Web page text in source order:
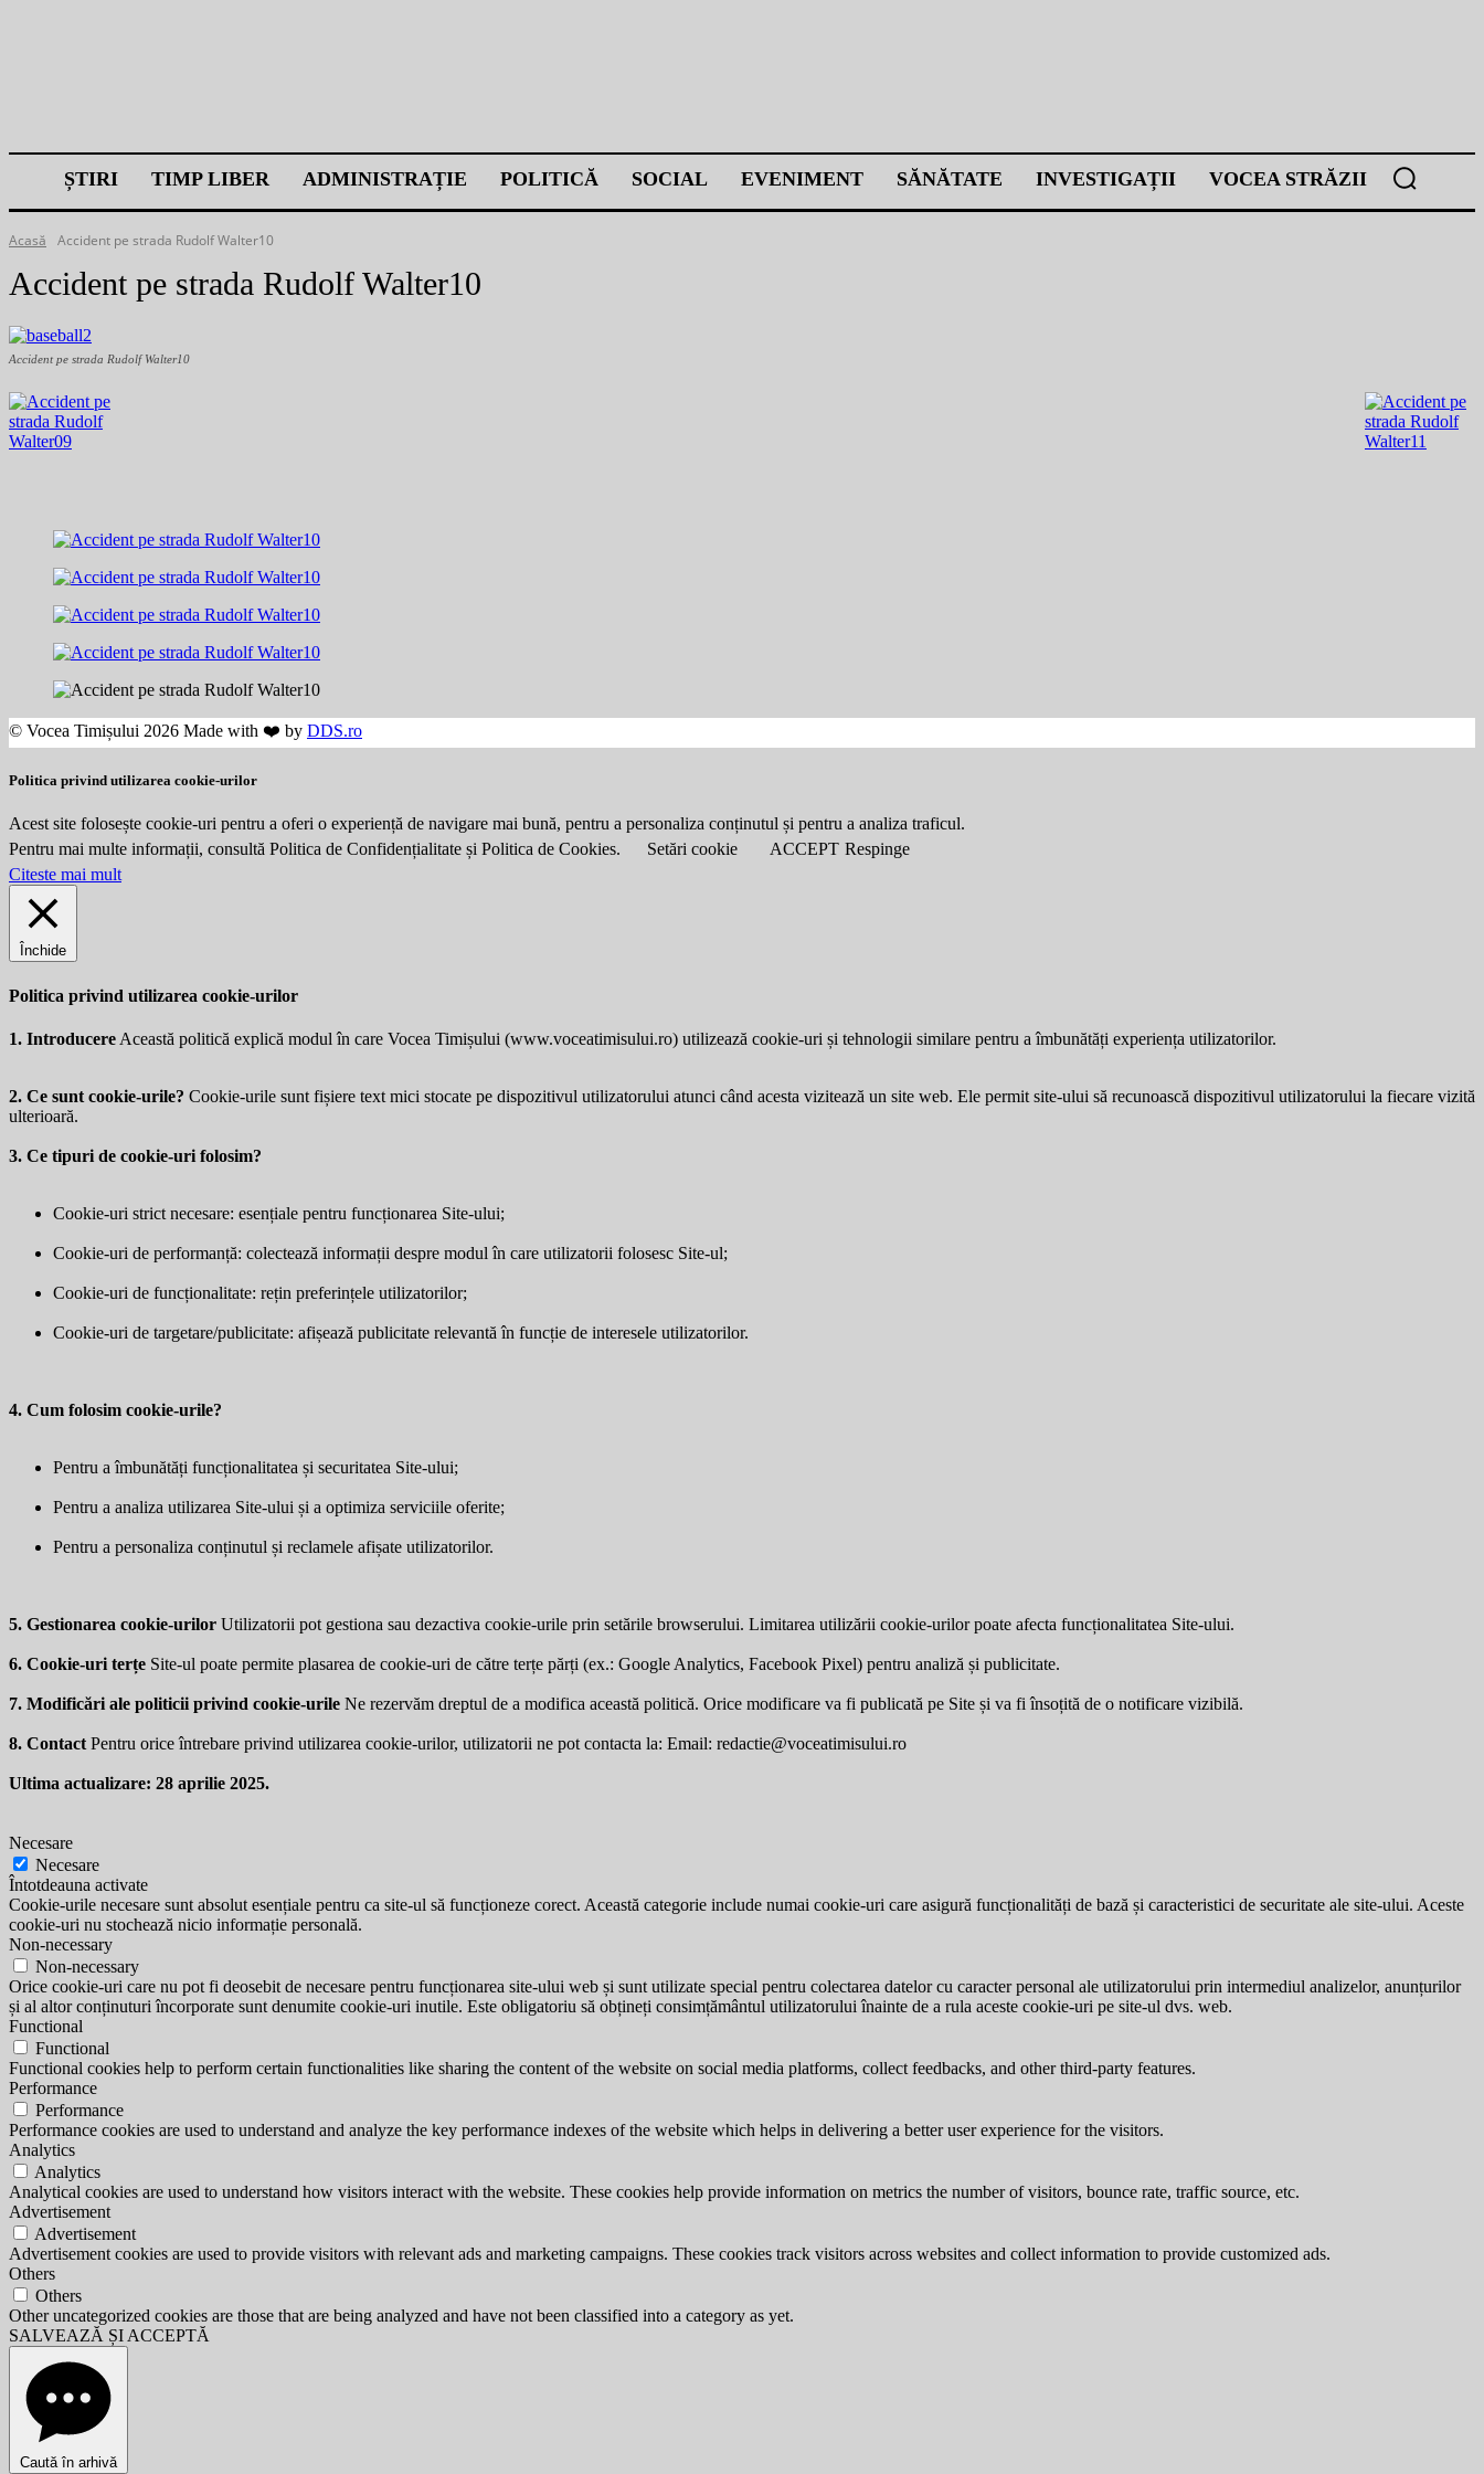
ȘTIRI TIMP LIBER ADMINISTRAȚIE POLITICĂ SOCIAL EVENIMENT SĂNĂTATE INVESTIGAȚII VOCEA STRĂZII
Acasă Accident pe strada Rudolf Walter10
Accident pe strada Rudolf Walter10
Accident pe strada Rudolf Walter10
© Vocea Timișului 2026 Made with ❤️ by DDS.ro
Politica privind utilizarea cookie-urilor
Acest site folosește cookie-uri pentru a oferi o experiență de navigare mai bună, pentru a personaliza conținutul și pentru a analiza traficul.
Pentru mai multe informații, consultă Politica de Confidențialitate și Politica de Cookies.
Setări cookie ACCEPT Respinge
Citeste mai mult
Închide
Politica privind utilizarea cookie-urilor
1. Introducere Această politică explică modul în care Vocea Timișului (www.voceatimisului.ro) utilizează cookie-uri și tehnologii similare pentru a îmbunătăți experiența utilizatorilor.
2. Ce sunt cookie-urile? Cookie-urile sunt fișiere text mici stocate pe dispozitivul utilizatorului atunci când acesta vizitează un site web. Ele permit site-ului să recunoască dispozitivul utilizatorului la fiecare vizită
ulterioară.
3. Ce tipuri de cookie-uri folosim?
Cookie-uri strict necesare: esențiale pentru funcționarea Site-ului;
Cookie-uri de performanță: colectează informații despre modul în care utilizatorii folosesc Site-ul;
Cookie-uri de funcționalitate: rețin preferințele utilizatorilor;
Cookie-uri de targetare/publicitate: afișează publicitate relevantă în funcție de interesele utilizatorilor.
4. Cum folosim cookie-urile?
Pentru a îmbunătăți funcționalitatea și securitatea Site-ului;
Pentru a analiza utilizarea Site-ului și a optimiza serviciile oferite;
Pentru a personaliza conținutul și reclamele afișate utilizatorilor.
5. Gestionarea cookie-urilor Utilizatorii pot gestiona sau dezactiva cookie-urile prin setările browserului. Limitarea utilizării cookie-urilor poate afecta funcționalitatea Site-ului.
6. Cookie-uri terțe Site-ul poate permite plasarea de cookie-uri de către terțe părți (ex.: Google Analytics, Facebook Pixel) pentru analiză și publicitate.
7. Modificări ale politicii privind cookie-urile Ne rezervăm dreptul de a modifica această politică. Orice modificare va fi publicată pe Site și va fi însoțită de o notificare vizibilă.
8. Contact Pentru orice întrebare privind utilizarea cookie-urilor, utilizatorii ne pot contacta la: Email: redactie@voceatimisului.ro
Ultima actualizare: 28 aprilie 2025.
Necesare
Necesare
Întotdeauna activate
Cookie-urile necesare sunt absolut esențiale pentru ca site-ul să funcționeze corect. Această categorie include numai cookie-uri care asigură funcționalități de bază și caracteristici de securitate ale site-ului. Aceste
cookie-uri nu stochează nicio informație personală.
Non-necessary
Non-necessary
Orice cookie-uri care nu pot fi deosebit de necesare pentru funcționarea site-ului web și sunt utilizate special pentru colectarea datelor cu caracter personal ale utilizatorului prin intermediul analizelor, anunțurilor
și al altor conținuturi încorporate sunt denumite cookie-uri inutile. Este obligatoriu să obțineți consimțământul utilizatorului înainte de a rula aceste cookie-uri pe site-ul dvs. web.
Functional
Functional
Functional cookies help to perform certain functionalities like sharing the content of the website on social media platforms, collect feedbacks, and other third-party features.
Performance
Performance
Performance cookies are used to understand and analyze the key performance indexes of the website which helps in delivering a better user experience for the visitors.
Analytics
Analytics
Analytical cookies are used to understand how visitors interact with the website. These cookies help provide information on metrics the number of visitors, bounce rate, traffic source, etc.
Advertisement
Advertisement
Advertisement cookies are used to provide visitors with relevant ads and marketing campaigns. These cookies track visitors across websites and collect information to provide customized ads.
Others
Others
Other uncategorized cookies are those that are being analyzed and have not been classified into a category as yet.
SALVEAZĂ ȘI ACCEPTĂ
Caută în arhivă